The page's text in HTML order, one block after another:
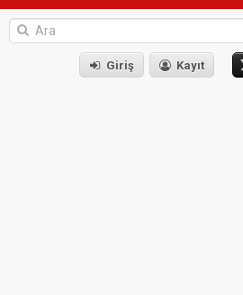
Giriş Kayıt